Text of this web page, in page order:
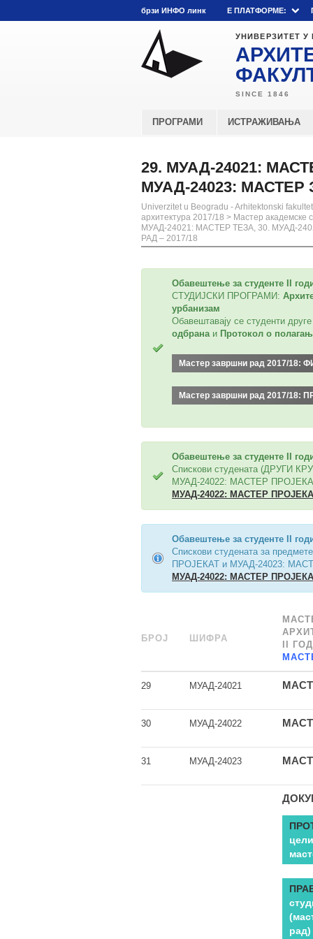
брзи ИНФО линк E ПЛАТФОРМЕ:
УНИВЕРЗИТЕТ У
ПРОГРАМИ ИСТРАЖИВАЊА
29. МУАД-24021:
МУАД-24023: МАСТЕР
Univerzitet u Beogradu - Arhitektonski fakultet
архитектура 2017/18 > Мастер академске
МУАД-24021: МАСТЕР ТЕЗА, 30. МУАД-
РАД – 2017/18
Обавештење за студенте II
СТУДИЈСКИ ПРОГРАМИ:
урбанизам
Обавештавају се студенти
одбранаи Протокол о
Мастер завршни рад 2017/
Мастер завршни рад 2017/
Обавештење за студенте II
Спискови студената (ДРУГИ
МУАД-24022: МАСТЕР
МУАД-24022: МАСТЕР
Обавештење за студенте II
Спискови студената за
ПРОЈЕКАТ и МУАД-24023:
МУАД-24022: МАСТЕР
БРОЈ ШИФРА
II
29 МУАД-24021
30 МУАД-24022
31 МУАД-24023
рад)